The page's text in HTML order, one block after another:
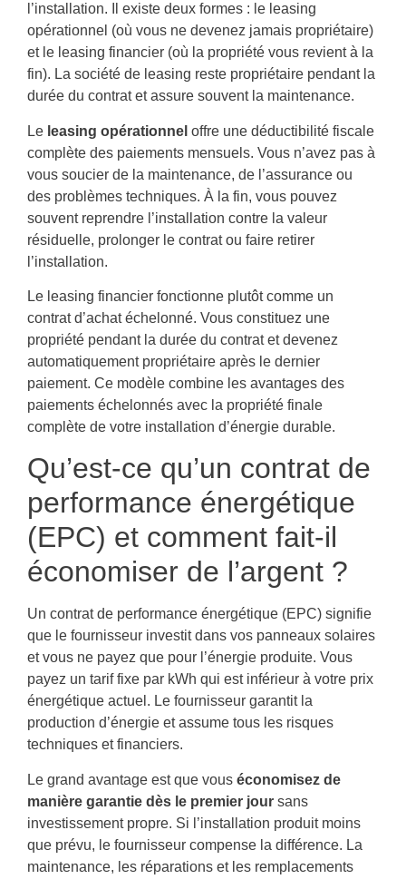
l’installation. Il existe deux formes : le leasing
opérationnel (où vous ne devenez jamais propriétaire)
et le leasing financier (où la propriété vous revient à la
fin). La société de leasing reste propriétaire pendant la
durée du contrat et assure souvent la maintenance.
Le leasing opérationnel offre une déductibilité fiscale
complète des paiements mensuels. Vous n’avez pas à
vous soucier de la maintenance, de l’assurance ou
des problèmes techniques. À la fin, vous pouvez
souvent reprendre l’installation contre la valeur
résiduelle, prolonger le contrat ou faire retirer
l’installation.
Le leasing financier fonctionne plutôt comme un
contrat d’achat échelonné. Vous constituez une
propriété pendant la durée du contrat et devenez
automatiquement propriétaire après le dernier
paiement. Ce modèle combine les avantages des
paiements échelonnés avec la propriété finale
complète de votre installation d’énergie durable.
Qu’est-ce qu’un contrat de
performance énergétique
(EPC) et comment fait-il
économiser de l’argent ?
Un contrat de performance énergétique (EPC) signifie
que le fournisseur investit dans vos panneaux solaires
et vous ne payez que pour l’énergie produite. Vous
payez un tarif fixe par kWh qui est inférieur à votre prix
énergétique actuel. Le fournisseur garantit la
production d’énergie et assume tous les risques
techniques et financiers.
Le grand avantage est que vous économisez de
manière garantie dès le premier jour sans
investissement propre. Si l’installation produit moins
que prévu, le fournisseur compense la différence. La
maintenance, les réparations et les remplacements